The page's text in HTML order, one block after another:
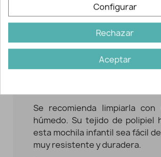
para llevar al cole como para
extraescolares y
mochila práctica, ligera, cómoda
diseño muy bonito.
Si a tu peque le gusta la
Se recomienda limpiarla con
húmedo. Su tejido de polipiel
esta mochila infantil sea fácil
muy resistente y duradera.
Configurar
Rechazar
Aceptar